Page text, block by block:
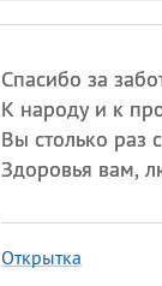
Спасибо за
К народу и к
Вы столько раз
Здоровья вам,
Открытка